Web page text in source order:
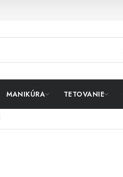
MANIKÚRA TETOVANIE